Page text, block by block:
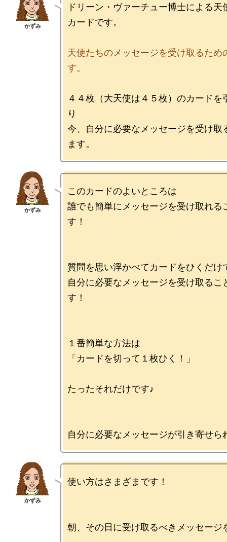
ドリーン・ヴァーチュー博士による天
カードです。
天使たちのメッセージを受け取るため
す。
４４枚（大天使は４５枚）のカードを
り
今、自分に必要なメッセージを受け取
このカードのよいところは
誰でも簡単にメッセージを受け取れる
す！
質問を思い浮かべてカードをひくだけ
自分に必要なメッセージを受け取るこ
す！
１番簡単な方法は
「カードを切って１枚ひく！」
たったそれだけです♪
使い方はさまざまです！
朝、その日に受け取るべきメッセージ